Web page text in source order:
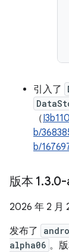
引入了
（I3b110
b/
b/
版本 1.3.0-
2026 年 2 月
发布了
alpha06 。